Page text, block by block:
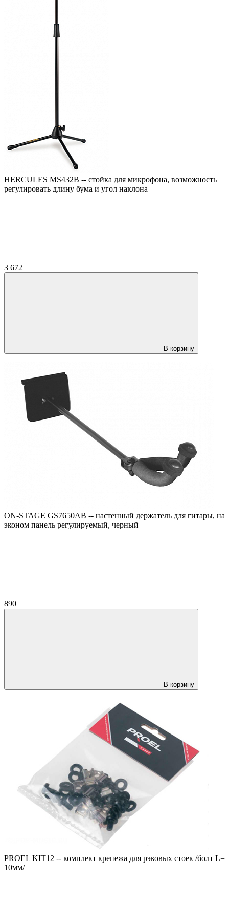
HERCULES MS432B -- стойка для микрофона, возможность
регулировать длину бума и угол наклона
3 672
В корзину
ON-STAGE GS7650AB -- настенный держатель для гитары, на
эконом панель регулируемый, черный
890
В корзину
PROEL KIT12 -- комплект крепежа для рэковых стоек /болт L=
10мм/